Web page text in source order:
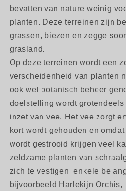
bevatten van nature weinig
planten. Deze terreinen zijn
grassen, biezen en zegge
grasland.
Op deze terreinen wordt een
verscheidenheid van planten
ook wel botanisch beheer
doelstelling wordt
inzet van vee. Het vee zorgt
kort wordt gehouden en
wordt gestrooid krijgen veel
zeldzame planten van
zich te vestigen. enkele
bijvoorbeeld Harlekijn Orchis,